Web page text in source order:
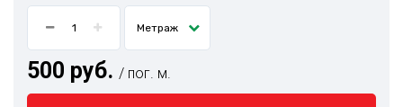
Метраж
500 руб. / пог. м.